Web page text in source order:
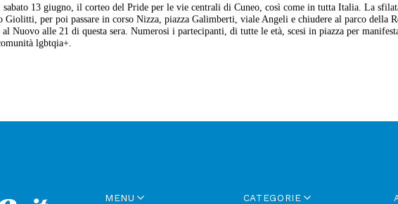
13 giugno, il corteo del Pride per le vie centrali di Cuneo, così come in tutta Italia. La
Giolitti, per poi passare in corso Nizza, piazza Galimberti, viale Angeli e chiudere al parco della
Nuovo alle 21 di questa sera. Numerosi i partecipanti, di tutte le età, scesi in piazza per
lgbtqia+.
MENU CATEGORIE